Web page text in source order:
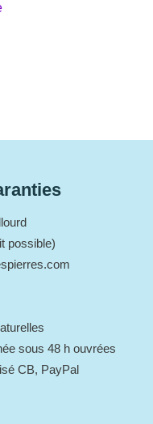
possible)
sous 48 h ouvrées
CB, PayPal